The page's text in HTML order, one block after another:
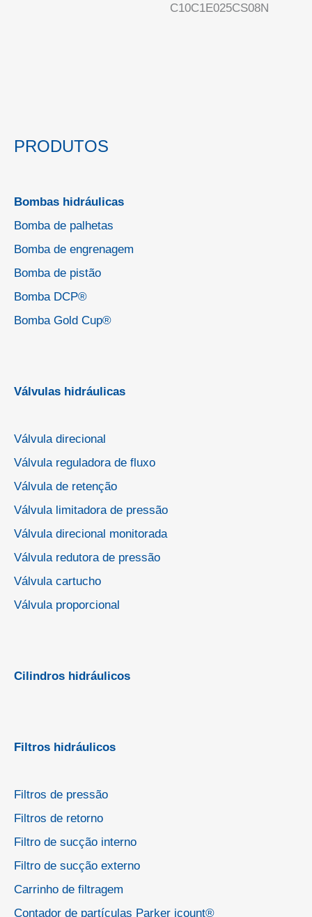
C10C1E025CS08N
PRODUTOS
Bombas hidráulicas
Bomba de palhetas
Bomba de engrenagem
Bomba de pistão
Bomba DCP®
Bomba Gold Cup®
Válvulas hidráulicas
Válvula direcional
Válvula reguladora de fluxo
Válvula de retenção
Válvula limitadora de pressão
Válvula direcional monitorada
Válvula redutora de pressão
Válvula cartucho
Válvula proporcional
Cilindros hidráulicos
Filtros hidráulicos
Filtros de pressão
Filtros de retorno
Filtro de sucção interno
Filtro de sucção externo
Carrinho de filtragem
Contador de partículas Parker icount®